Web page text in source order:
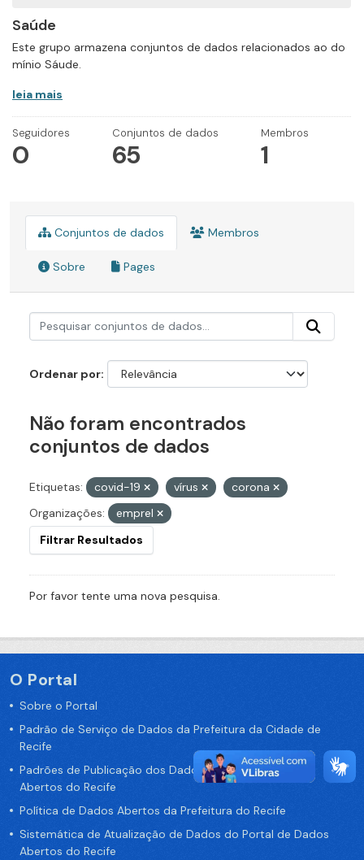
Saúde
Este grupo armazena conjuntos de dados relacionados ao do
mínio Sáude.
leia mais
Seguidores
0
Conjuntos de dados
65
Membros
1
Conjuntos de dados Membros
Sobre Pages
Ordenar por
Não foram encontrados
conjuntos de dados
Etiquetas: covid-19 vírus
corona
Organizações:
emprel
Filtrar Resultados
Por favor tente uma nova pesquisa.
O Portal
Sobre o Portal
Padrão de Serviço de Dados da Prefeitura da Cidade de
Recife
Padrões de Publicação dos Dados no Portal de Dados
Abertos do Recife
Política de Dados Abertos da Prefeitura do Recife
Sistemática de Atualização de Dados do Portal de Dados
Abertos do Recife